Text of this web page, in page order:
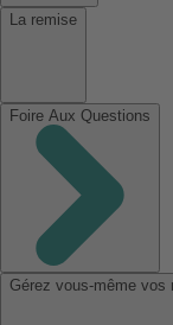
La remise
Foire Aux Questions
Gérez vous-même vos